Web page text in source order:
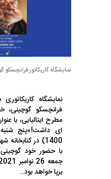
نمایشگاه کاریکاتور فرانچسکو
نمایشگاه
فرانچسکو گوچینی،
مطرح ایتالیایی، با
1400) در کتابخانه
با حضور خود
برپا خواهد بود..